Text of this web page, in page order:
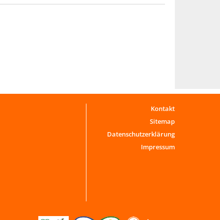
Kontakt
Sitemap
Datenschutzerklärung
Impressum